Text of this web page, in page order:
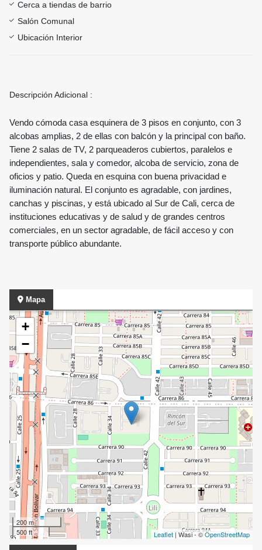
Cerca a tiendas de barrio
Salón Comunal
Ubicación Interior
Descripción Adicional :
Vendo cómoda casa esquinera de 3 pisos en conjunto, con 3
alcobas amplias, 2 de ellas con balcón y la principal con baño.
Tiene 2 salas de TV, 2 parqueaderos cubiertos, paralelos e
independientes, sala y comedor, alcoba de servicio, zona de
oficios y patio. Queda en esquina con buena privacidad e
iluminación natural. El conjunto es agradable, con jardines,
canchas y piscinas, y está ubicado al Sur de Cali, cerca de
instituciones educativas y de salud y de grandes centros
comerciales, en un sector agradable, de fácil acceso y con
transporte público abundante.
Mapa
+
−
200 m
500 ft
Leaflet | Wasi - ©OpenStreetMap